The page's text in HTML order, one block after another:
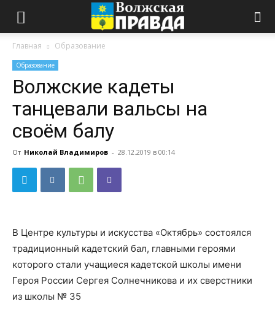
Главная Образование
Образование
Волжские кадеты
танцевали вальсы на
своём балу
От Николай Владимиров - 28.12.2019 в 00:14
В Центре культуры и искусства «Октябрь» состоялся
традиционный кадетский бал, главными героями
которого стали учащиеся кадетской школы имени
Героя России Сергея Солнечникова и их сверстники
из школы № 35